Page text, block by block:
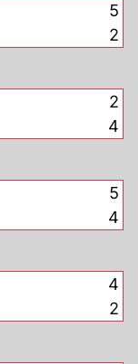
5
2
2
4
5
4
4
2